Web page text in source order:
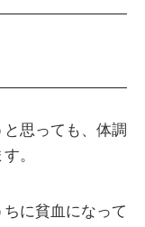
思っても、体調
。
に貧血になって